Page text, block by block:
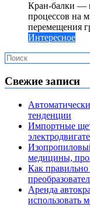
Кран-балки —
процессов на
перемещения
Интересное
Свежие записи
тенденции
Импортные
медицины,
Как правильно
Аренда
использовать